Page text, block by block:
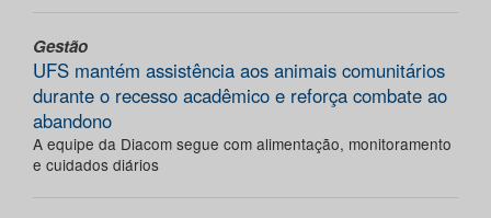
Gestão
UFS mantém assistência aos animais comunitários
durante o recesso acadêmico e reforça combate ao
abandono
A equipe da Diacom segue com alimentação, monitoramento
e cuidados diários